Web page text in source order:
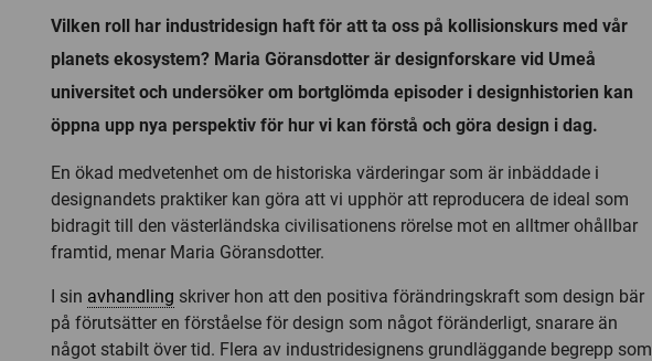
Vilken roll har industridesign haft för att ta oss på kollisionskurs med vår
planets ekosystem? Maria Göransdotter är designforskare vid Umeå
universitet och undersöker om bortglömda episoder i designhistorien kan
öppna upp nya perspektiv för hur vi kan förstå och göra design i dag.
En ökad medvetenhet om de historiska värderingar som är inbäddade i
designandets praktiker kan göra att vi upphör att reproducera de ideal som
bidragit till den västerländska civilisationens rörelse mot en alltmer ohållbar
framtid, menar Maria Göransdotter.
I sin avhandling skriver hon att den positiva förändringskraft som design bär
på förutsätter en förståelse för design som något föränderligt, snarare än
något stabilt över tid. Flera av industridesignens grundläggande begrepp som